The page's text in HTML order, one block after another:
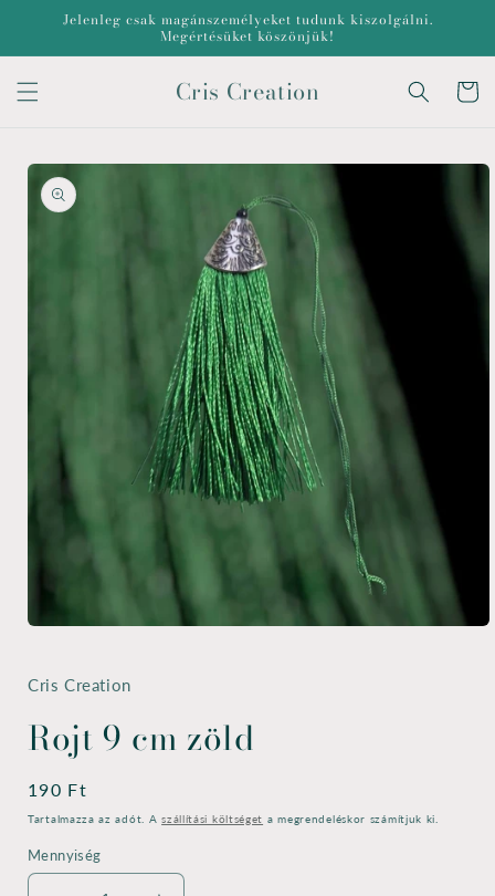
Ugrás aJelenleg csak magánszemélyeket tudunk kiszolgálni.
Megértésüket köszönjük!
Cris Creation Kosár
Kihagyás, és
ugrás a
termékadatokra
a
Cris Creation
Rojt 9 cm zöld
Normál
ár
190 Ft
Tartalmazza az adót. Aszállítási költséget a megrendeléskor számítjuk ki.
Mennyiség